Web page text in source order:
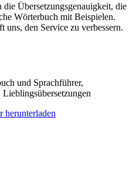
Übersetzungsgenauigkeit, die
Wörterbuch mit Beispielen.
den Service zu verbessern.
und Sprachführer,